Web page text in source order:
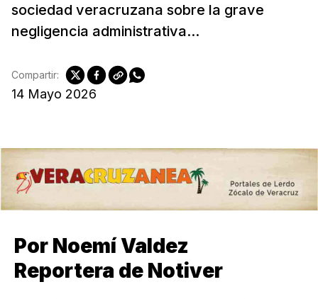
sociedad veracruzana sobre la grave
negligencia administrativa...
14 Mayo 2026
Compartir:
Por Noemí Valdez
Reportera de Notiver